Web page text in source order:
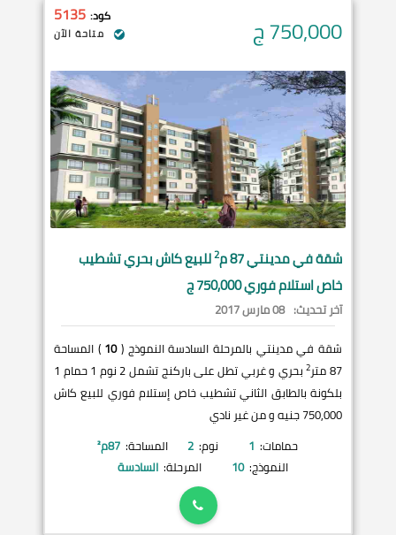
750,000ج كود: 5135
متاحة الآن
شقة فيمدينتي 2للبيع كاش بحري تشطيب
خاص استلام فوري 750,000 ج
آخر تحديث: 08 مارس 2017
شقة في مدينتي بالمرحلة السادسة النموذج (10 ) المساحة
87 متر
2
بحري و غربي تطل على باركنج تشمل 2 نوم 1 حمام 1
بلكونة بالطابق الثاني تشطيب خاص إستلام فوري للبيع كاش
750,000 جنيه و من غير نادي
حمامات: 1 نوم: 2 المساحة: 87م²
النموذج: 10 المرحلة: السادسة